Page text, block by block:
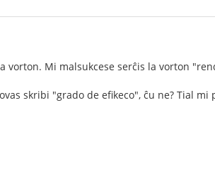
vorton. Mi malsukcese serĉis la vorton
skribi "grado de efikeco", ĉu ne? Tial mi